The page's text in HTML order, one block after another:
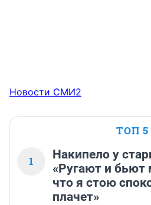
Новости СМИ2
ТОП 5
1
Накипело у
«Ругают и бьют
что я стою
плачет»